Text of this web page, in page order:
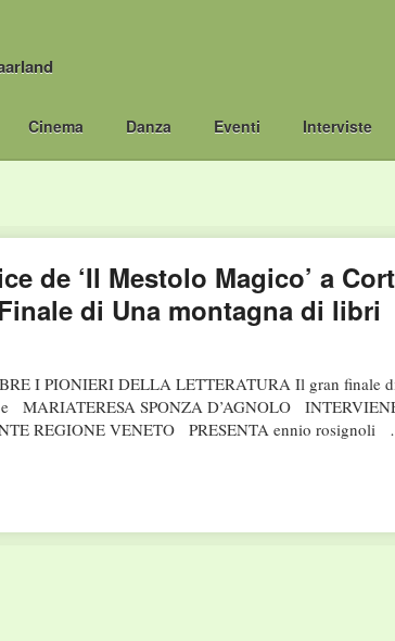
Cinema Danza Eventi Interviste
de ‘Il Mestolo Magico’ a
di Una montagna di libri
I PIONIERI DELLA LETTERATURA Il gran finale
MARIATERESA SPONZA D’AGNOLO
REGIONE VENETO PRESENTA ennio rosignoli